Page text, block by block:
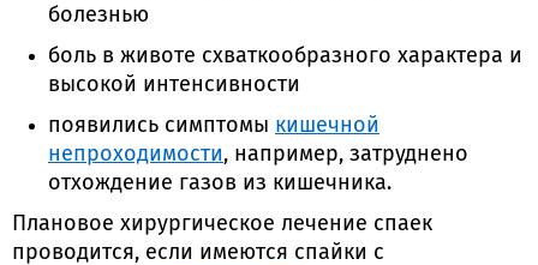
болезнью
боль в животе схваткообразного характера и
высокой интенсивности
появились симптомы кишечной
непроходимости, например, затруднено
отхождение газов из кишечника.
Плановое хирургическое лечение спаек
проводится, если имеются спайки с